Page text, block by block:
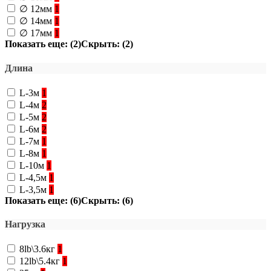
∅ 12мм 1
∅ 14мм 1
∅ 17мм 1
Показать еще: (2)Скрыть: (2)
Длина
L-3м 1
L-4м 2
L-5м 2
L-6м 2
L-7м 1
L-8м 1
L-10м 1
L-4,5м 1
L-3,5м 1
Показать еще: (6)Скрыть: (6)
Нагрузка
8lb\3.6кг 1
12lb\5.4кг 1